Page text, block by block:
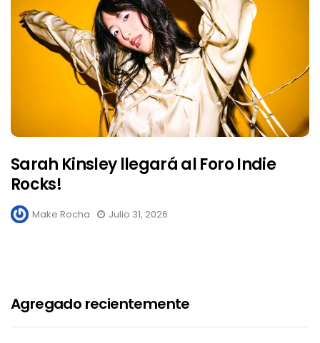
Sarah Kinsley llegará al Foro Indie
Rocks!
Make Rocha Julio 31, 2026
Agregado recientemente